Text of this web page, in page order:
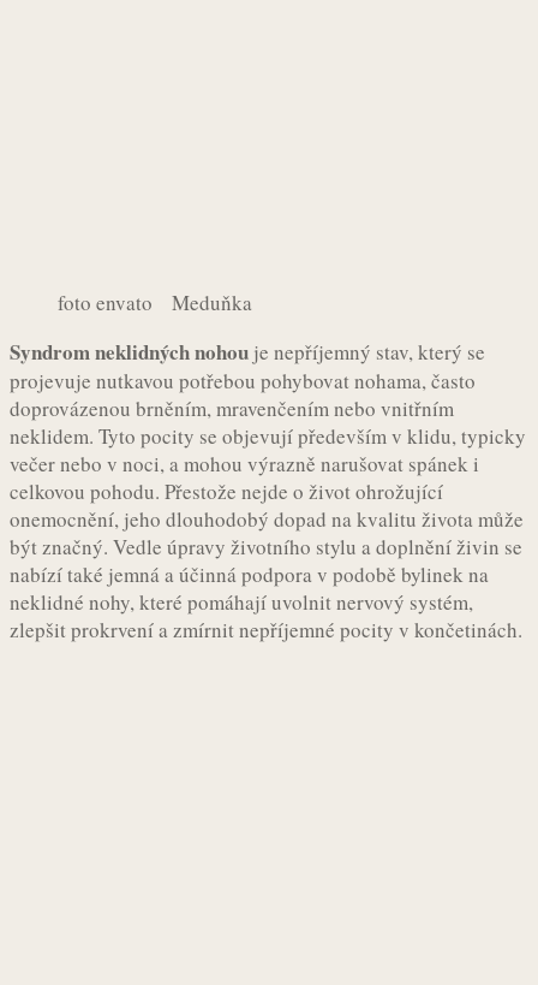
foto envato Meduňka
Syndrom neklidných nohou je nepříjemný stav, který se
projevuje nutkavou potřebou pohybovat nohama, často
doprovázenou brněním, mravenčením nebo vnitřním
neklidem. Tyto pocity se objevují především v klidu, typicky
večer nebo v noci, a mohou výrazně narušovat spánek i
celkovou pohodu. Přestože nejde o život ohrožující
onemocnění, jeho dlouhodobý dopad na kvalitu života může
být značný. Vedle úpravy životního stylu a doplnění živin se
nabízí také jemná a účinná podpora v podobě bylinek na
neklidné nohy, které pomáhají uvolnit nervový systém,
zlepšit prokrvení a zmírnit nepříjemné pocity v končetinách.